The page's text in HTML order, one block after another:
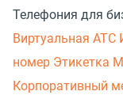
Телефония для
Виртуальная АТС
номер Этикетка
Корпоративный